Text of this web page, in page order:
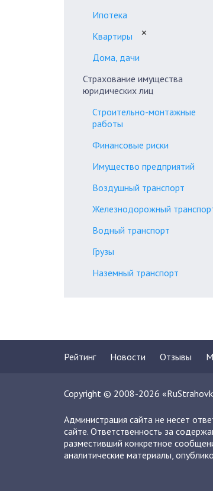
Ипотека
Квартиры
✕
Дома, дачи
Страхование имущества
юридических лиц
Строительно-монтажные
работы
Финансовые риски
Имущество предприятий
Воздушный транспорт
Железнодорожный
Водный транспорт
Грузы
Наземный транспорт
Рейтинг Новости Отзывы
Copyright © 2008-2026
Администрация сайта не несет
сайте. Ответственность за
разместивший конкретное
аналитические материалы,